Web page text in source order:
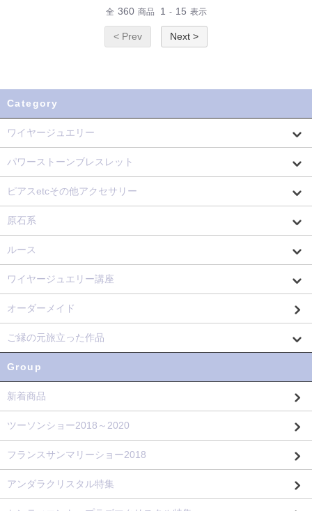
全 360 商品 1 - 15 表示
< Prev Next >
Category
ワイヤージュエリー
パワーストーンブレスレット
ピアスetcその他アクセサリー
原石系
ルース
ワイヤージュエリー講座
オーダーメイド
ご縁の元旅立った作品
Group
新着商品
ツーソンショー2018～2020
フランスサンマリーショー2018
アンダラクリスタル特集